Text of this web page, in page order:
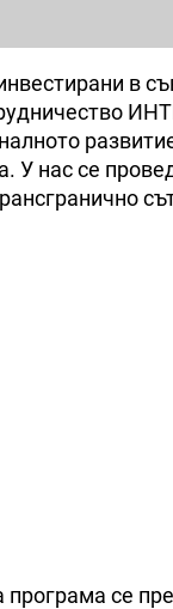
в
У нас се
програма се